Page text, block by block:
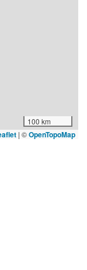
100 km
| ©OpenTopoMap